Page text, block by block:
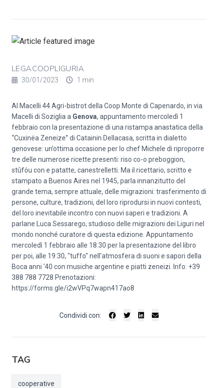
LEGACOOPLIGURIA
30/01/2023 1 min
Al Macelli 44 Agri-bistrot della Coop Monte di Capenardo, in via
Macelli di Soziglia a Genova, appuntamento mercoledì 1
febbraio con la presentazione di una ristampa anastatica della
“Cuxinëa Zeneize” di Catainin Dellacasa, scritta in dialetto
genovese: un’ottima occasione per lo chef Michele di riproporre
tre delle numerose ricette presenti: riso co-o preboggion,
stûfóu con e patatte, canestrelletti. Ma il ricettario, scritto e
stampato a Buenos Aires nel 1945, parla innanzitutto del
grande tema, sempre attuale, delle migrazioni: trasferimento di
persone, culture, tradizioni, del loro riprodursi in nuovi contesti,
del loro inevitabile incontro con nuovi saperi e tradizioni. A
parlane Luca Sessarego, studioso delle migrazioni dei Liguri nel
mondo nonché curatore di questa edizione. Appuntamento
mercoledì 1 febbraio alle 18:30 per la presentazione del libro
per poi, alle 19:30, "tuffo" nell’atmosfera di suoni e sapori della
Boca anni ‘40 con musiche argentine e piatti zeneizi. Info: +39
388 788 7728 Prenotazioni:
https://forms.gle/i2wVPq7wapn417ao8
Condividi con:
TAG
cooperative